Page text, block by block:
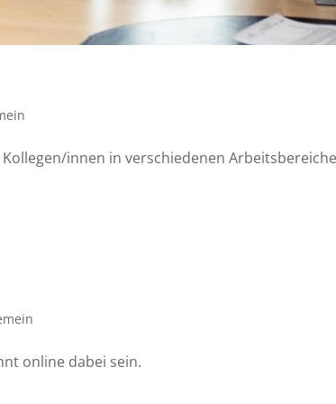
innen in verschiedenen
online dabei sein.